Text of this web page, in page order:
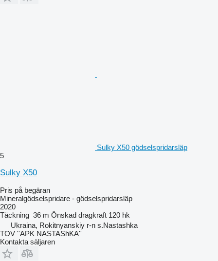
Sulky X50 gödselspridarsläp
5
Sulky X50
Pris på begäran
Mineralgödselspridare - gödselspridarsläp
2020
Täckning 36 m Önskad dragkraft 120 hk
Ukraina, Rokitnyanskiy r-n s.Nastashka
TOV ''APK NASTAShKA''
Kontakta säljaren